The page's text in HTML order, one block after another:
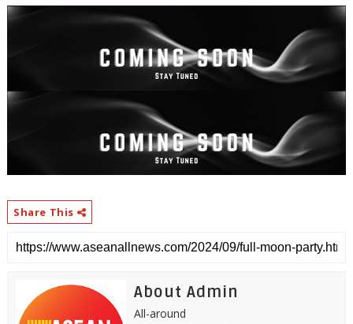
Share This
About Admin
All-around